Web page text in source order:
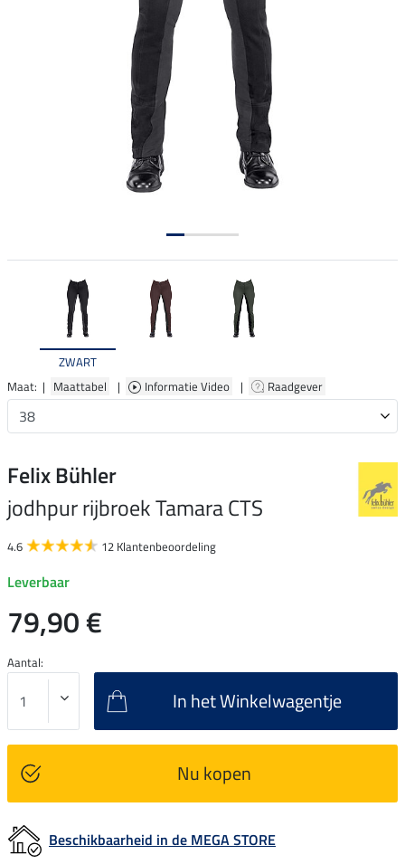
ZWART
Maat: | Maattabel | Informatie Video | Raadgever
Felix Bühler
jodhpur rijbroek Tamara CTS
4.6 12 Klantenbeoordeling
Leverbaar
79,90 €
Aantal:
In het Winkelwagentje
Nu kopen
Beschikbaarheid in de MEGA STORE